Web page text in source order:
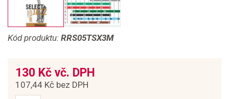
Kód produktu: RRS05TSX3M
130 Kč vč. DPH
107,44 Kč bez DPH